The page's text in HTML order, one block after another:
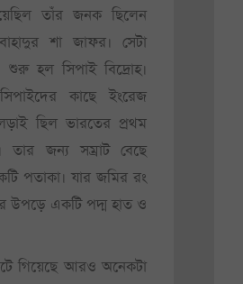
তাঁর জনক ছিলেন
শা জাফর। সেটা
হল সিপাই বিদ্রোহ।
কাছে ইংরেজ
ছিল ভারতের প্রথম
তার জন্য সম্রাট বেছে
পতাকা। যার জমির রং
উপড়ে একটি পদ্ম হাত ও
গিয়েছে আরও অনেকটা